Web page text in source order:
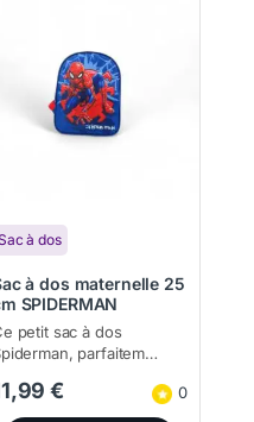
à dos
à dos maternelle 25
SPIDERMAN
petit sac à dos
parfaitem…
€ 0